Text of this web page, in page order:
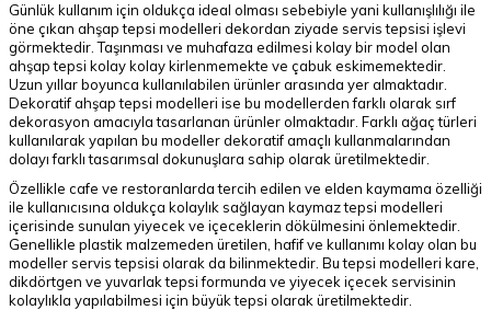
Günlük kullanım için oldukça ideal olması sebebiyle yani kullanışlılığı ile
öne çıkan ahşap tepsi modelleri dekordan ziyade servis tepsisi işlevi
görmektedir. Taşınması ve muhafaza edilmesi kolay bir model olan
ahşap tepsi kolay kolay kirlenmemekte ve çabuk eskimemektedir.
Uzun yıllar boyunca kullanılabilen ürünler arasında yer almaktadır.
Dekoratif ahşap tepsi modelleri ise bu modellerden farklı olarak sırf
dekorasyon amacıyla tasarlanan ürünler olmaktadır. Farklı ağaç türleri
kullanılarak yapılan bu modeller dekoratif amaçlı kullanmalarından
dolayı farklı tasarımsal dokunuşlara sahip olarak üretilmektedir.
Özellikle cafe ve restoranlarda tercih edilen ve elden kaymama özelliği
ile kullanıcısına oldukça kolaylık sağlayan kaymaz tepsi modelleri
içerisinde sunulan yiyecek ve içeceklerin dökülmesini önlemektedir.
Genellikle plastik malzemeden üretilen, hafif ve kullanımı kolay olan bu
modeller servis tepsisi olarak da bilinmektedir. Bu tepsi modelleri kare,
dikdörtgen ve yuvarlak tepsi formunda ve yiyecek içecek servisinin
kolaylıkla yapılabilmesi için büyük tepsi olarak üretilmektedir.